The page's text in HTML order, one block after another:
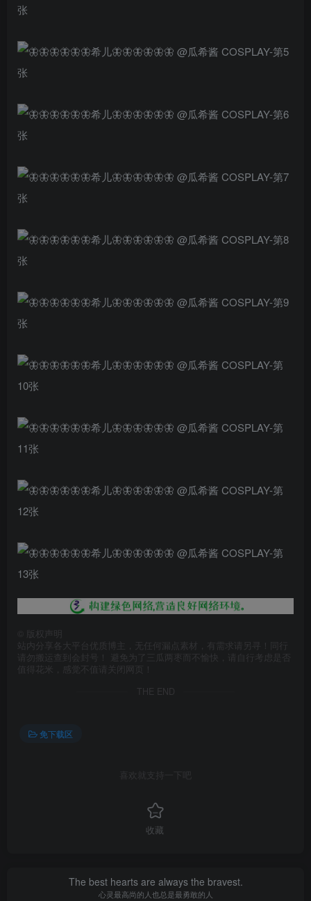
版权声明
站内分享各大平台优质博主，无任何漏点素材，有需求请另寻！同行
请勿搬运查到会封号！ 避免为了三瓜两枣而不愉快，请自行考虑是否
值得花米，感觉不值请关闭网页！
THE END
免下载区
喜欢就支持一下吧
收藏
The best hearts are always the bravest.
心灵最高尚的人也总是最勇敢的人